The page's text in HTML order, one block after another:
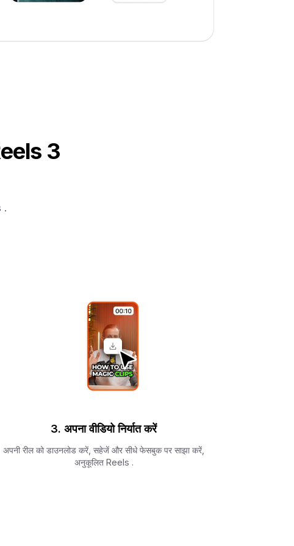
3
.
3. अपना वीडियो निर्यात करें
अपनी रील को डाउनलोड करें, सहेजें और सीधे फेसबुक पर साझा करें,
अनुकूलित Reels .